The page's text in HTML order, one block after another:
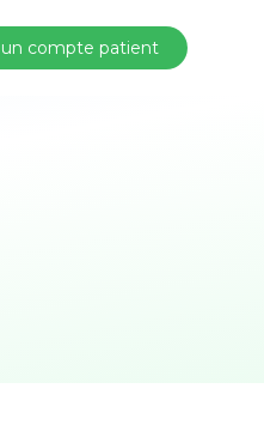
un compte patient